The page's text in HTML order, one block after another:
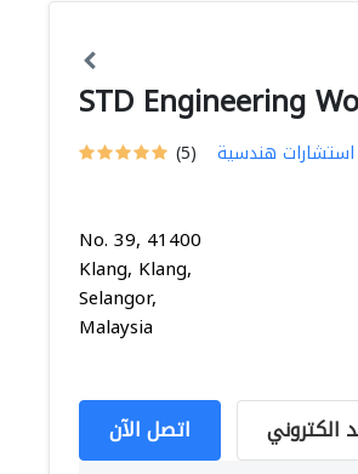
STD Engineering
(5) استشارات هندسية
No. 39, 41400
Klang, Klang,
Selangor,
Malaysia
اتصل الآن الكتروني